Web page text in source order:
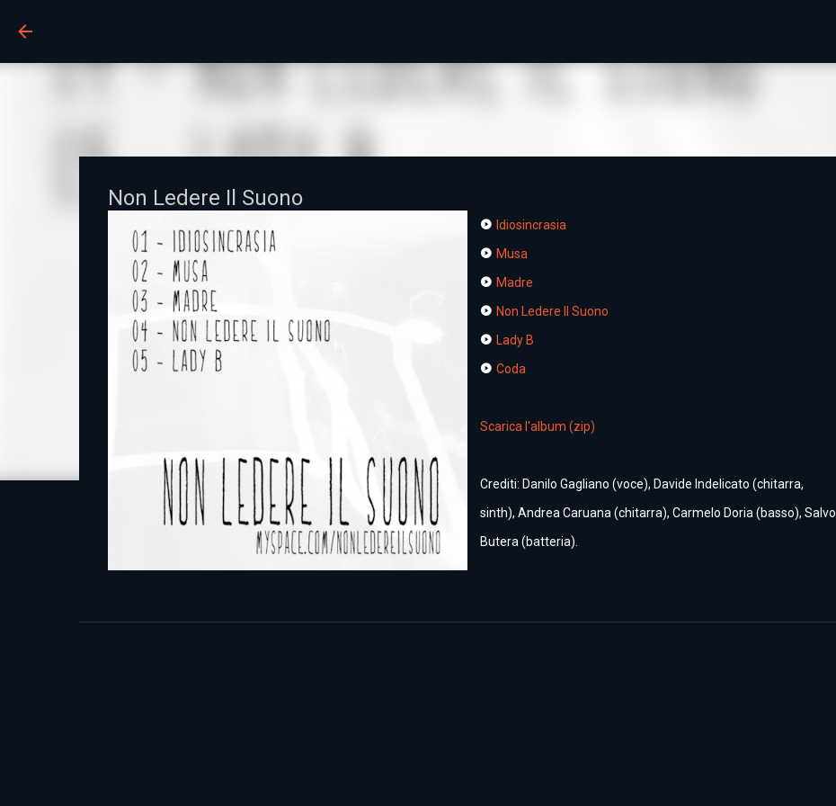
Non Ledere Il Suono
Idiosincrasia
Musa
Madre
Non Ledere Il Suono
Lady B
Coda
Scarica l'album (zip)
Crediti: Danilo Gagliano (voce), Davide Indelicato (chitarra,
sinth), Andrea Caruana (chitarra), Carmelo Doria (basso), Salvo
Butera (batteria).